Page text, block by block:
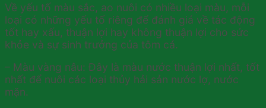
Về yếu tố màu sắc, ao nuôi có nhiều loại màu, mỗi
loại có những yếu tố riêng để đánh giá về tác động
tốt hay xấu, thuận lợi hay không thuận lợi cho sức
khỏe và sự sinh trưởng của tôm cá.
– Màu vàng nâu: Đây là màu nước thuận lợi nhất, tốt
nhất để nuôi các loại thủy hải sản nước lợ, nước
mặn.